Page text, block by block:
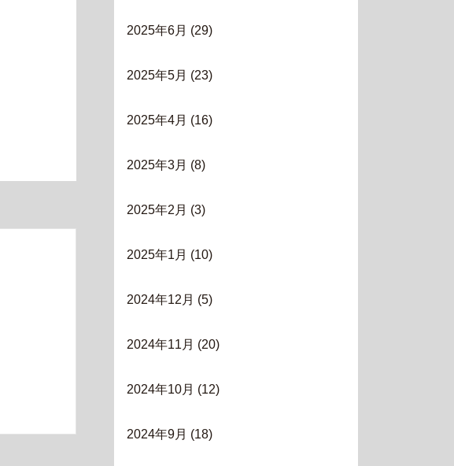
2025年6月 (29)
2025年5月 (23)
2025年4月 (16)
2025年3月 (8)
2025年2月 (3)
2025年1月 (10)
2024年12月 (5)
2024年11月 (20)
2024年10月 (12)
2024年9月 (18)